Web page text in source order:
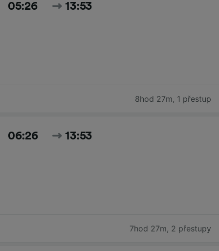
05:26 13:53
8hod 27m, 1 přestup
06:26 13:53
7hod 27m, 2 přestupy